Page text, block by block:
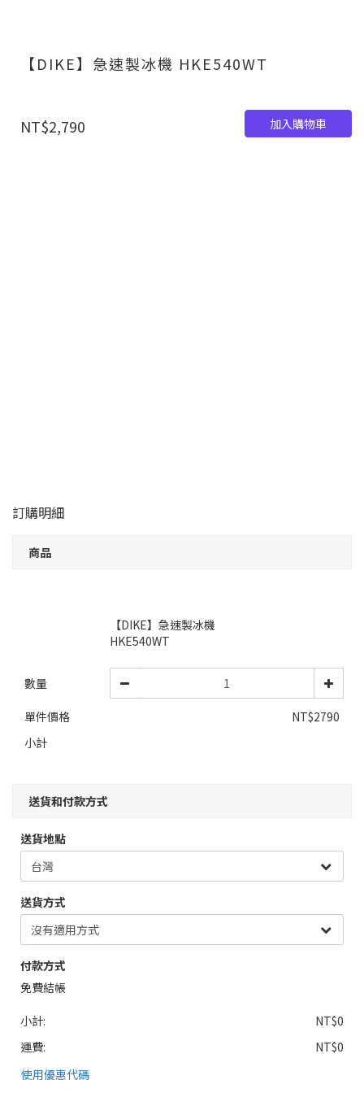
【DIKE】急速製冰機 HKE540WT
NT$2,790 加入購物車
訂購明細
商品
【DIKE】急速製冰機
HKE540WT
數量
單件價格
NT$2790
小計
送貨和付款方式
送貨地點
送貨方式
付款方式
免費結帳
小計:
NT$0
運費:
NT$0
使用優惠代碼